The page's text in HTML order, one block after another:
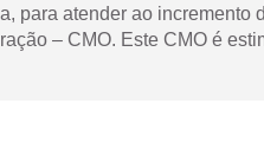
para atender ao incremento
– CMO. Este CMO é